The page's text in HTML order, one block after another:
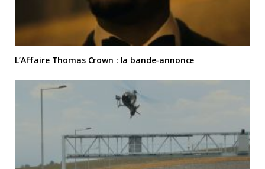
L’Affaire Thomas Crown : la bande-annonce